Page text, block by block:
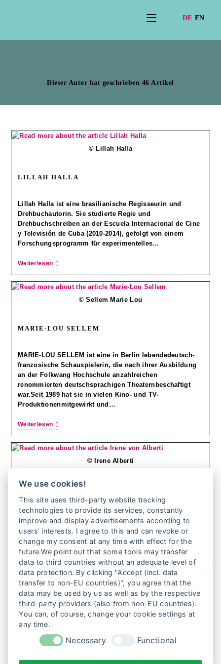
Dieser Autor hat geschrieben 46 Artikel
© Lillah Halla
LILLAH HALLA
Lillah Halla ist eine brasilianische Regisseurin und
Drehbuchautorin. Sie studierte Regie und
Drehbuchschreiben an der Escuela Internacional de Cine
y Televisión de Cuba (2010-2014), gefolgt von einem
Forschungsprogramm für experimentelles…
Weiterlesen
© Sellem Marie Lou
MARIE-LOU SELLEM
MARIE-LOU SELLEM ist eine in Berlin lebendedeutsch-
franzosische Schauspielerin, die nach ihrer Ausbildung
an der Folkwang Hochschule anzahlreichen
renommierten deutschsprachigen Theaternbeschaftigt
war.Seit 1989 hat sie in vielen Kino- und TV-
Produktionenmitgewirkt und…
Weiterlesen
© Irene Alberti
IRENE VON ALBERTI
Irene von Alberti ist Regisseurin, Autorin und
Produzentin und lebt in Berlin. Als Mitbegründerin
derFilmgalerie 451 bietet sie eine Plattform für
künstlerische Filme, die in Form und Inhalt
ungewöhnlichund mutig…
Weiterlesen
1 2 3 4 5
6
We use cookies!
This site uses third-party website tracking
technologies to provide its services, constantly
improve and display advertisements according to
users' interests. I agree to this and can revoke or
change my consent at any time with effect for the
future.We point out that some tools may transfer
data to third countries without an adequate level of
data protection. By clicking "Accept (incl. data
transfer to non-EU countries)", you agree that the
data may be used by us as well as by the respective
third-party providers (also from non-EU countries).
You can, of course, change your cookie settings at
any time.
Necessary Functional